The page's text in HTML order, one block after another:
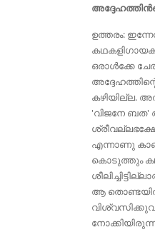
ഉത്തരം:
ഒരാള്‍ക്കേ
കഴിയില്ല.
'വിജനേ ബത'
എന്നാണു
കൊടുത്തും
ആ തൊണ്ടയില്‍